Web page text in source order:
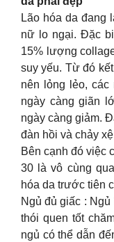
Lão hóa da đang
nữ lo ngại. Đặc
15% lượng
suy yếu. Từ đó
nên lỏng lẻo,
ngày càng giãn
ngày càng giảm.
đàn hồi và chảy
Bên cạnh đó việc
30 là vô cùng
hóa da trước tiên
Ngủ đủ giấc :
thói quen tốt
ngủ có thể dẫn